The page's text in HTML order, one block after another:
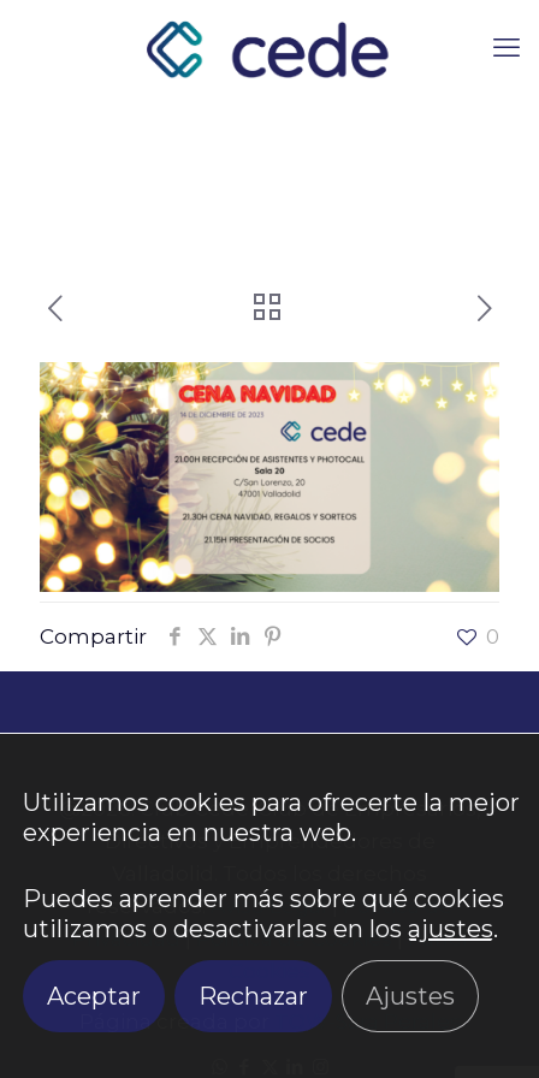
Compartir 0
@2026. Club Cede. Club de Empresarios,
Directivos y Emprendedores de
reservados.Aviso Legal|Política de
Privacidad|Política de Cookies| Panel
Página creada por TOW-Sara Perales
Utilizamos cookies para ofrecerte la mejor
experiencia en nuestra web.
Puedes aprender más sobre qué cookies
utilizamos o desactivarlas en los ajustes.
Aceptar Rechazar Ajustes